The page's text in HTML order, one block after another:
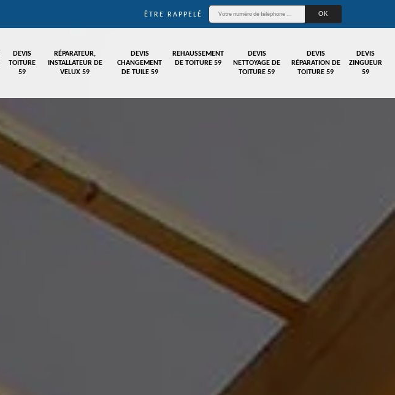
ÊTRE RAPPELÉ
DEVIS
TOITURE
59
RÉPARATEUR,
INSTALLATEUR DE
VELUX 59
DEVIS
CHANGEMENT
DE TUILE 59
REHAUSSEMENT
DE TOITURE 59
DEVIS
NETTOYAGE DE
TOITURE 59
DEVIS
RÉPARATION DE
TOITURE 59
DEVIS
ZINGUEUR
59